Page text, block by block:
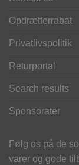
Opdrætterrabat
Privatlivspolitik
Returportal
Search results
Sponsorater
Følg os på de
varer og gode